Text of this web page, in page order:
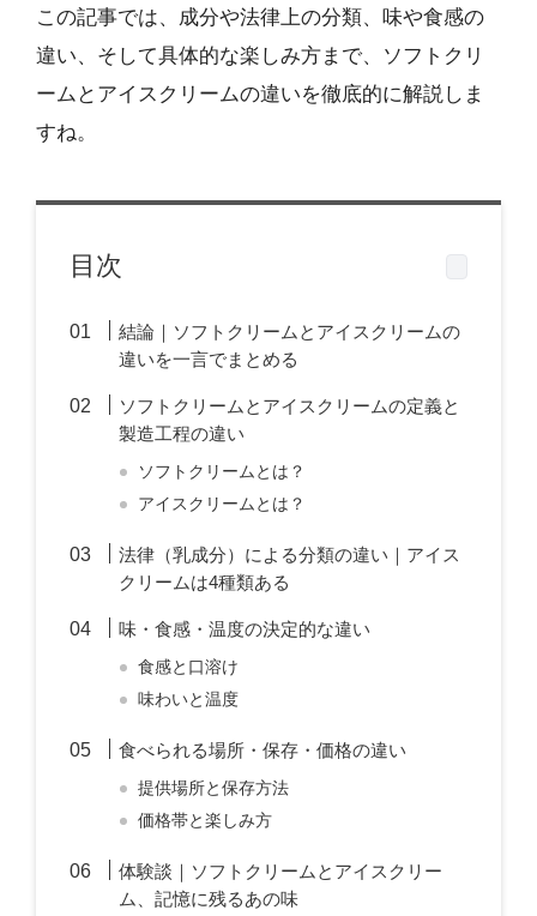
この記事では、成分や法律上の分類、味や食感の
違い、そして具体的な楽しみ方まで、ソフトクリ
ームとアイスクリームの違いを徹底的に解説しま
すね。
目次
結論｜ソフトクリームとアイスクリームの
違いを一言でまとめる
ソフトクリームとアイスクリームの定義と
製造工程の違い
ソフトクリームとは？
アイスクリームとは？
法律（乳成分）による分類の違い｜アイス
クリームは4種類ある
味・食感・温度の決定的な違い
食感と口溶け
味わいと温度
食べられる場所・保存・価格の違い
提供場所と保存方法
価格帯と楽しみ方
体験談｜ソフトクリームとアイスクリー
ム、記憶に残るあの味